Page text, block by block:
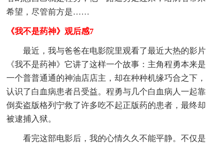
希望，尽管前方是……
《我不是药神》观后感7
最近，我与爸爸在电影院里观看了最近大热的影片
《我不是药神》它讲了这样一个故事：主角程勇本来是
一个普普通通的神油店店主，却在种种机缘巧合之下，
认识了白血病患者吕受益。程勇与几个白血病人一起靠
倒卖盗版格列宁救了许多吃不起正版药的患者，最终却
被逮捕入狱。
看完这部电影后，我的心情久久不能平静。不仅是